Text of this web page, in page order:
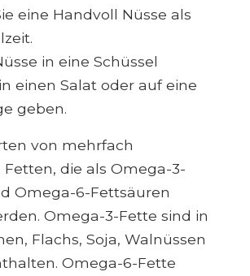
eine Handvoll Nüsse als
in eine Schüssel
einen Salat oder auf eine
geben.
von mehrfach
die als Omega-3-
Omega-6-Fettsäuren
Omega-3-Fette sind in
Flachs, Soja, Walnüssen
Omega-6-Fette